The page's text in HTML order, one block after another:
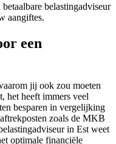
belastingadviseur
aangiftes.
een
jij ook zou moeten
het heeft immers veel
besparen in vergelijking
zoals de MKB
in Est weet
optimale financiële